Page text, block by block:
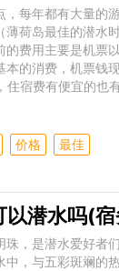
每年都有大量的
薄荷岛最佳的潜水
的费用主要是机票
本的消费，机票钱
宿费有便宜的也
价格 最佳
，是潜水爱好者
中，与五彩斑斓的